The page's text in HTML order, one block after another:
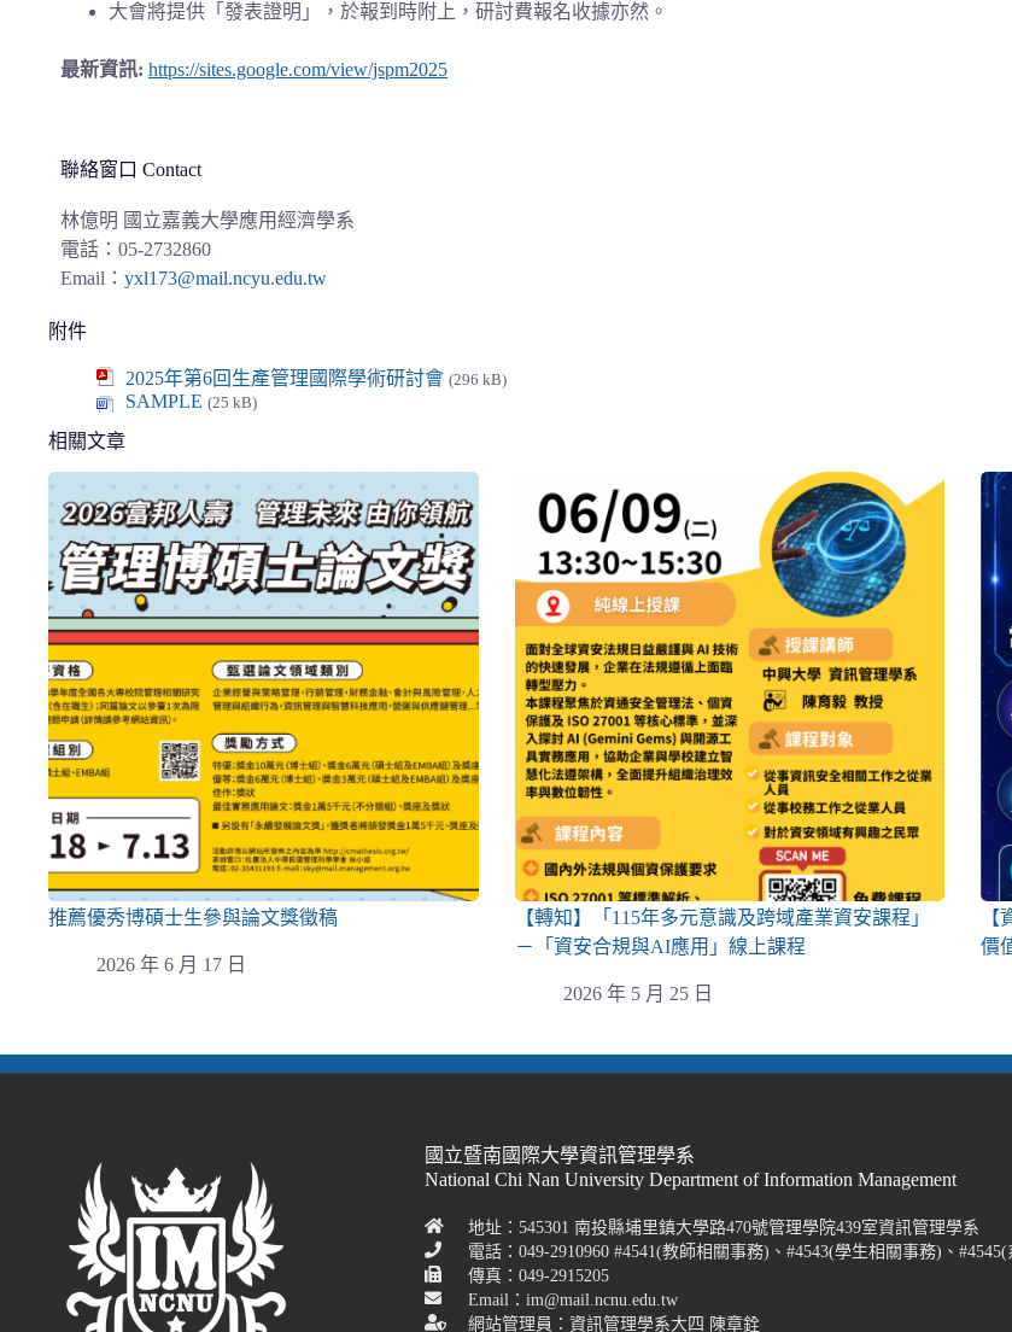
大會將提供「發表證明」，於報到時附上，研討費報名收據亦然。
最新資訊: https://sites.google.com/view/jspm2025
聯絡窗口 Contact
林億明 國立嘉義大學應用經濟學系
電話： 05-2732860
Email ： yxl173@mail.ncyu.edu.tw
附件
2025年第6回生產管理國際學術研討會 (296 kB)
SAMPLE (25 kB)
相關文章
推薦優秀博碩士生參與論文獎徵稿
2026 年 6 月 17 日
【轉知】「115年多元意識及跨域產業資安課程」
－「資安合規與AI應用」線上課程
2026 年 5 月 25 日
價
國立暨南國際大學資訊管理學系
National Chi Nan University Department of Information Management
地址：545301 南投縣埔里鎮大學路470號管理學院439室資訊管理學系
電話：049-2910960 #4541(教師相關事務)、#4543(學生相關事務)、
傳真：049-2915205
Email：im@mail.ncnu.edu.tw
網站管理員：資訊管理學系大四 陳章銓